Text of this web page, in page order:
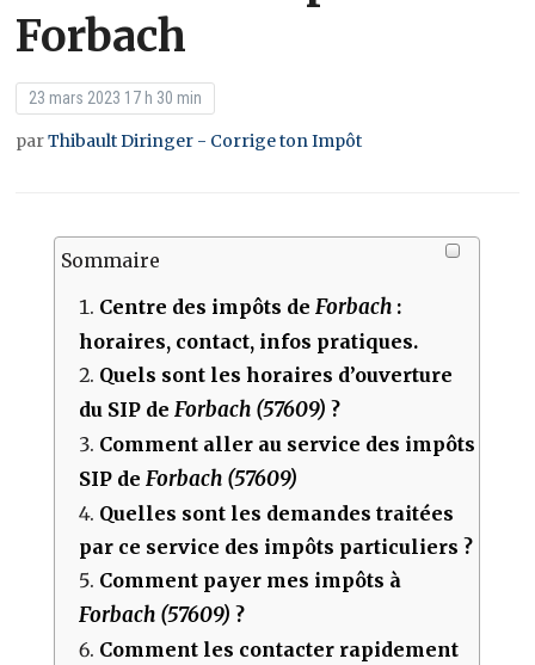
Forbach
23 mars 2023 17 h 30 min
parThibault Diringer - Corrige ton Impôt
Sommaire
Centre des impôts de Forbach :
horaires, contact, infos pratiques.
Quels sont les horaires d’ouverture
du SIP de Forbach (57609) ?
Comment aller au service des impôts
SIP de Forbach (57609)
Quelles sont les demandes traitées
par ce service des impôts particuliers ?
Comment payer mes impôts à
Forbach (57609) ?
Comment les contacter rapidement